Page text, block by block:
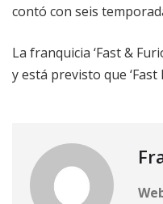
contó con seis
La franquicia ‘Fast &
y está previsto que ‘Fast